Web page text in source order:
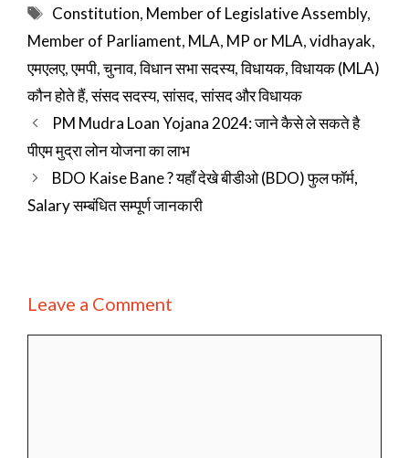
Tags
Constitution, Member of Legislative Assembly,
Member of Parliament, MLA, MP or MLA,vidhayak,
एमएलए,एमपी,चुनाव,विधान सभा सदस्य,विधायक,विधायक (MLA)
कौन होते हैं,संसद सदस्य,सांसद,सांसद और विधायक
PM Mudra Loan Yojana 2024: जाने कैसे ले सकते है
पीएम मुद्रा लोन योजना का लाभ
BDO Kaise Bane ? यहाँ देखे बीडीओ (BDO) फुल फॉर्म,
Salary सम्बंधित सम्पूर्ण जानकारी
Leave a Comment